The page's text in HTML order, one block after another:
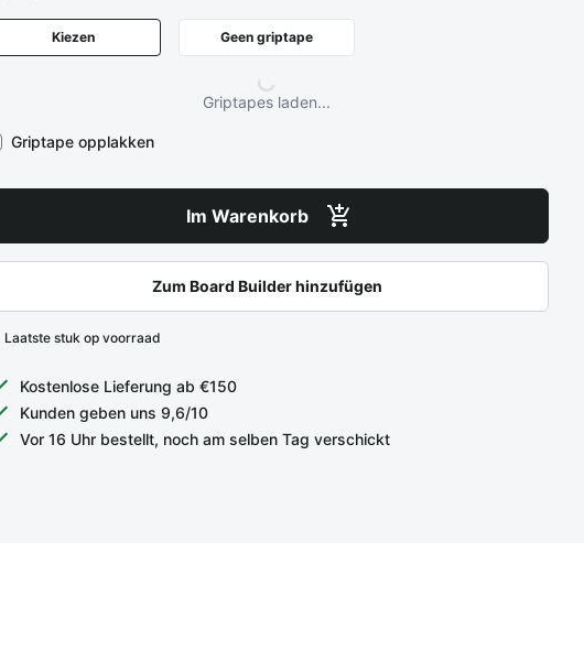
Kiezen Geen griptape
Griptapes laden...
Griptape opplakken
Im Warenkorb
Zum Board Builder hinzufügen
Laatste stuk op voorraad
Kostenlose Lieferung ab €150
Kunden geben uns 9,6/10
Vor 16 Uhr bestellt, noch am selben Tag verschickt